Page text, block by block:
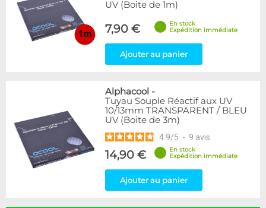
UV (Boite de 1m)
7,90 €
En stock
Expédition immédiate
Ajouter au panier
Alphacool -
Tuyau Souple Réactif aux UV
10/13mm TRANSPARENT / BLEU
UV (Boite de 3m)
4.9/5 - 9 avis
14,90 €
En stock
Expédition immédiate
Ajouter au panier